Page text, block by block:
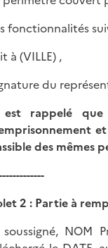
fonctionnalités
à
du
rappelé que
des mêmes
2 : Partie à
soussigné, NOM